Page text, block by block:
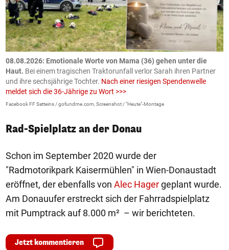
08.08.2026: Emotionale Worte von Mama (36) gehen unter die
Haut. Bei einem tragischen Traktorunfall verlor Sarah ihren Partner
und ihre sechsjährige Tochter. Nach einer riesigen Spendenwelle
meldet sich die 36-Jährige zu Wort >>>
Facebook FF Satteins / gofundme.com, Screenshot / "Heute"-Montage
Rad-Spielplatz an der Donau
Schon im September 2020 wurde der
"Radmotorikpark Kaisermühlen" in Wien-Donaustadt
eröffnet, der ebenfalls von Alec Hagergeplant wurde.
Am Donauufer erstreckt sich der Fahrradspielplatz
mit Pumptrack auf 8.000 m² – wir berichteten.
Jetzt kommentieren